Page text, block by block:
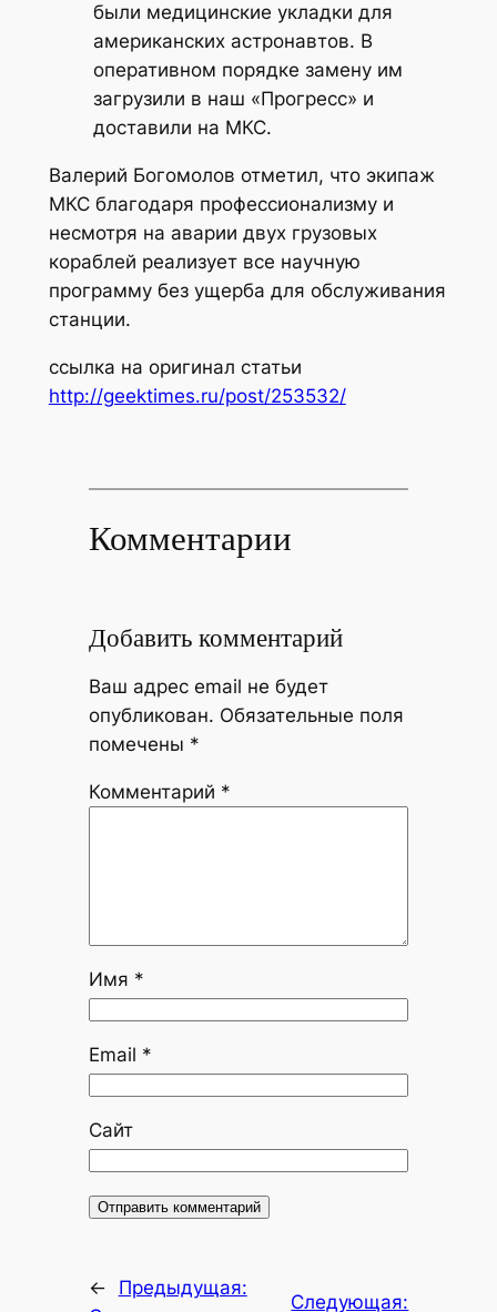
были медицинские укладки для
американских астронавтов. В
оперативном порядке замену им
загрузили в наш «Прогресс» и
доставили на МКС.
Валерий Богомолов отметил, что экипаж
МКС благодаря профессионализму и
несмотря на аварии двух грузовых
кораблей реализует все научную
программу без ущерба для обслуживания
станции.
ссылка на оригинал статьи
http://geektimes.ru/post/253532/
Комментарии
Добавить комментарий
Ваш адрес email не будет
опубликован. Обязательные поля
помечены *
Комментарий *
Имя *
Email *
Сайт
←
Предыдущая:
Следующая: